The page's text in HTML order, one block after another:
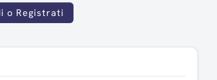
o Registrati